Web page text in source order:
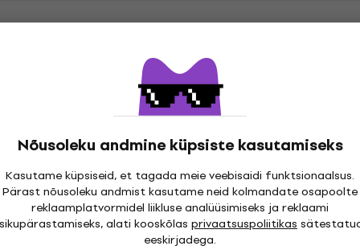
Nõusoleku andmine küpsiste kasutamiseks
Kasutame küpsiseid, et tagada meie veebisaidi funktsionaalsus.
Pärast nõusoleku andmist kasutame neid kolmandate osapoolte
reklaamplatvormidel liikluse analüüsimiseks ja reklaami
alati kooskõlas privaatsuspoliitikas
eeskirjadega.